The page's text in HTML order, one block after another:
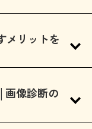
メリットを
画像診断の